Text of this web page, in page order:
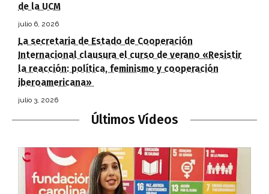
de la UCM
julio 6, 2026
La secretaria de Estado de Cooperación
Internacional clausura el curso de verano «Resistir
la reacción: política, feminismo y cooperación
iberoamericana»
julio 3, 2026
Últimos Vídeos